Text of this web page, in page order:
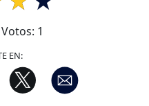
Votos: 1
EN: